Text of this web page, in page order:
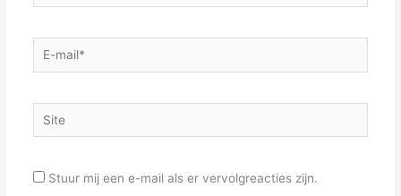
E-
mail*
Site
Stuur mij een e-mail als er vervolgreacties zijn.